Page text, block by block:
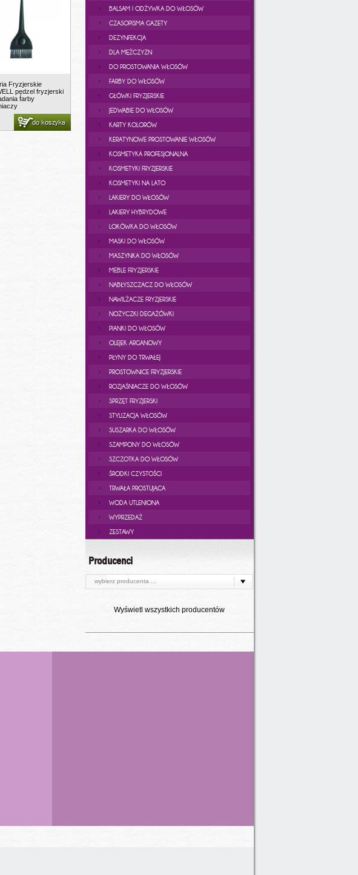
Fryzjerskie
pędzel fryzjerski
farby
do koszyka
BALSAM I ODŻYWKA DO WŁOSÓW
CZASOPISMA GAZETY
DEZYNFEKCJA
DLA MĘŻCZYZN
DO PROSTOWANIA WŁOSÓW
FARBY DO WŁOSÓW
GŁÓWKI FRYZJERSKIE
JEDWABIE DO WŁOSÓW
KARTY KOLORÓW
KERATYNOWE PROSTOWANIE WŁOSÓW
KOSMETYKA PROFESJONALNA
KOSMETYKI FRYZJERSKIE
KOSMETYKI NA LATO
LAKIERY DO WŁOSÓW
LAKIERY HYBRYDOWE
LOKÓWKA DO WŁOSÓW
MASKI DO WŁOSÓW
MASZYNKA DO WŁOSÓW
MEBLE FRYZJERSKIE
NABŁYSZCZACZ DO WŁOSÓW
NAWILŻACZE FRYZJERSKIE
NOŻYCZKI DEGAŻÓWKI
PIANKI DO WŁOSÓW
OLEJEK ARGANOWY
PŁYNY DO TRWAŁEJ
PROSTOWNICE FRYZJERSKIE
ROZJAŚNIACZE DO WŁOSÓW
SPRZĘT FRYZJERSKI
STYLIZACJA WŁOSÓW
SUSZARKA DO WŁOSÓW
SZAMPONY DO WŁOSÓW
SZCZOTKA DO WŁOSÓW
ŚRODKI CZYSTOŚCI
TRWAŁA PROSTUJĄCA
WODA UTLENIONA
WYPRZEDAŻ
ZESTAWY
Producenci
wybierz producenta ...
Wyświetl wszystkich producentów